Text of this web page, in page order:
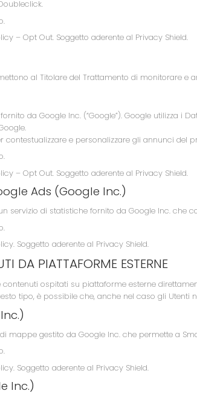
– Opt Out. Soggetto aderente al Privacy Shield.
al Titolare del Trattamento di monitorare
da Google Inc. (“Google”). Google utilizza
contestualizzare e personalizzare gli annunci del
– Opt Out. Soggetto aderente al Privacy Shield.
Ads (Google Inc.)
servizio di statistiche fornito da Google Inc.
. Soggetto aderente al Privacy Shield.
DA PIATTAFORME ESTERNE
ospitati su piattaforme esterne
tipo, è possibile che, anche nel caso gli
mappe gestito da Google Inc. che permette a
. Soggetto aderente al Privacy Shield.
Inc.)